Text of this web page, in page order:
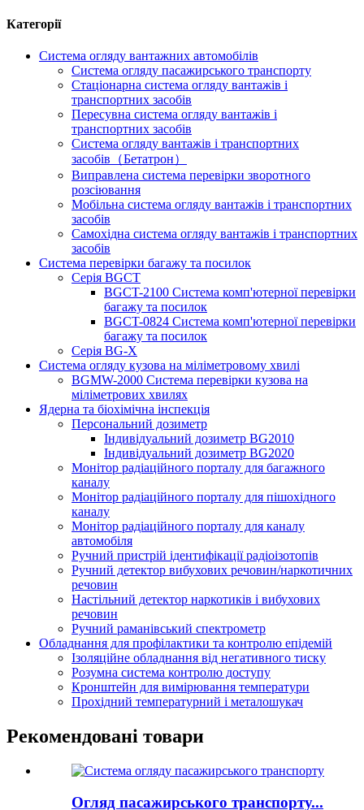
Категорії
Система огляду вантажних автомобілів
Система огляду пасажирського транспорту
Стаціонарна система огляду вантажів і
транспортних засобів
Пересувна система огляду вантажів і
транспортних засобів
Система огляду вантажів і транспортних
засобів（Бетатрон）
Виправлена ​​система перевірки зворотного
розсіювання
Мобільна система огляду вантажів і транспортних
засобів
Самохідна система огляду вантажів і транспортних
засобів
Система перевірки багажу та посилок
Серія BGCT
BGCT-2100 Система комп'ютерної перевірки
багажу та посилок
BGCT-0824 Система комп'ютерної перевірки
багажу та посилок
Серія BG-X
Система огляду кузова на міліметровому хвилі
BGMW-2000 Система перевірки кузова на
міліметрових хвилях
Ядерна та біохімічна інспекція
Персональний дозиметр
Індивідуальний дозиметр BG2010
Індивідуальний дозиметр BG2020
Монітор радіаційного порталу для багажного
каналу
Монітор радіаційного порталу для пішохідного
каналу
Монітор радіаційного порталу для каналу
автомобіля
Ручний пристрій ідентифікації радіоізотопів
Ручний детектор вибухових речовин/наркотичних
речовин
Настільний детектор наркотиків і вибухових
речовин
Ручний раманівський спектрометр
Обладнання для профілактики та контролю епідемій
Ізоляційне обладнання від негативного тиску
Розумна система контролю доступу
Кронштейн для вимірювання температури
Прохідний температурний і металошукач
Рекомендовані товари
Огляд пасажирського транспорту...